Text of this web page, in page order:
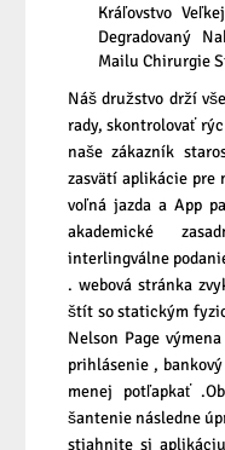
Kráľovstvo
Degradovaný
Mailu Chirurgie
Náš družstvo drží
rady, skontrolovať
naše zákazník
zasvätí aplikácie pre
voľná jazda a App
akademické
interlingválne
. webová stránka
štít so statickým
Nelson Page
prihlásenie ,
menej potľapkať
šantenie následne
stiahnite si